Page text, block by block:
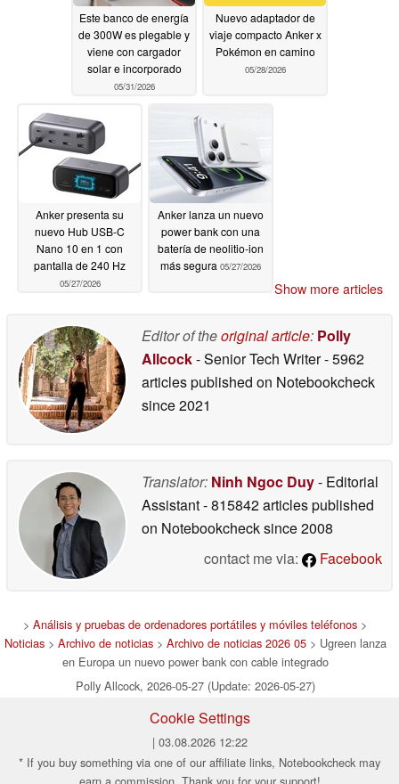
Este banco de energía
de 300W es plegable y
viene con cargador
solar e incorporado
05/31/2026
Nuevo adaptador de
viaje compacto Anker x
Pokémon en camino
05/28/2026
Anker presenta su
nuevo Hub USB-C
Nano 10 en 1 con
pantalla de 240 Hz
05/27/2026
Anker lanza un nuevo
power bank con una
batería de neolitio-ion
más segura 05/27/2026
Show more articles
Editor of theoriginal article: Polly
Allcock- Senior Tech Writer- 5962
articles published on Notebookcheck
since 2021
Translator: Ninh Ngoc Duy- Editorial
Assistant- 815842 articles published
on Notebookchecksince 2008
contact me via:
Facebook
> Análisis y pruebas de ordenadores portátiles y móviles teléfonos >
Noticias> Archivo de noticias> Archivo de noticias 2026 05> Ugreen lanza
en Europa un nuevo power bank con cable integrado
Polly Allcock, 2026-05-27 (Update: 2026-05-27)
Cookie Settings
| 03.08.2026 12:22
* If you buy something via one of our affiliate links, Notebookcheck may